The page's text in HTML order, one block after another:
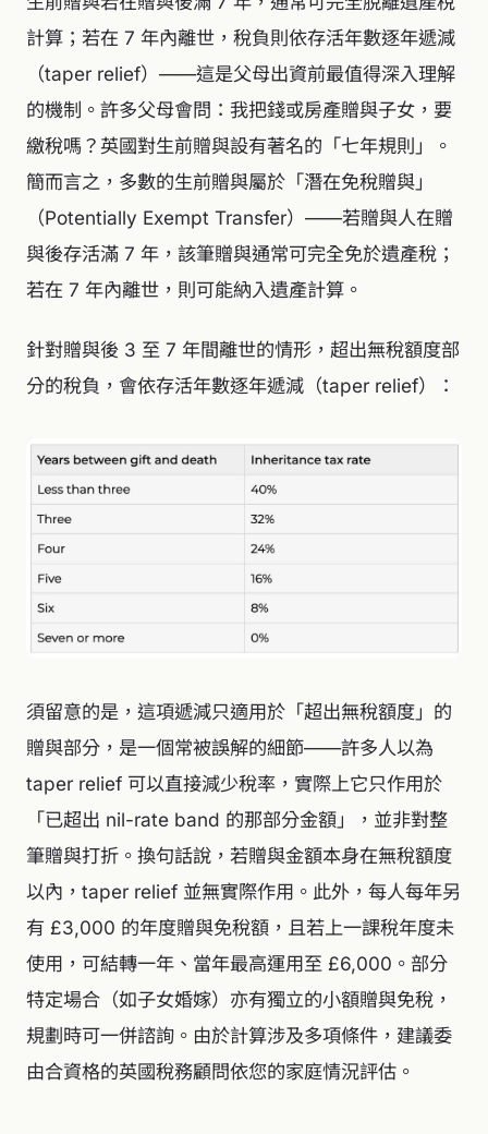
計算；若在 7 年內離世，稅負則依存活年數逐年遞減
（taper relief）——這是父母出資前最值得深入理解
的機制。許多父母會問：我把錢或房產贈與子女，要
繳稅嗎？英國對生前贈與設有著名的「七年規則」。
簡而言之，多數的生前贈與屬於「潛在免稅贈與」
（Potentially Exempt Transfer）——若贈與人在贈
與後存活滿 7 年，該筆贈與通常可完全免於遺產稅；
若在 7 年內離世，則可能納入遺產計算。
針對贈與後 3 至 7 年間離世的情形，超出無稅額度部
分的稅負，會依存活年數逐年遞減（taper relief）：
須留意的是，這項遞減只適用於「超出無稅額度」的
贈與部分，是一個常被誤解的細節——許多人以為
taper relief 可以直接減少稅率，實際上它只作用於
「已超出 nil-rate band 的那部分金額」，並非對整
筆贈與打折。換句話說，若贈與金額本身在無稅額度
以內，taper relief 並無實際作用。此外，每人每年另
有 £3,000 的年度贈與免稅額，且若上一課稅年度未
使用，可結轉一年、當年最高運用至 £6,000。部分
特定場合（如子女婚嫁）亦有獨立的小額贈與免稅，
規劃時可一併諮詢。由於計算涉及多項條件，建議委
由合資格的英國稅務顧問依您的家庭情況評估。